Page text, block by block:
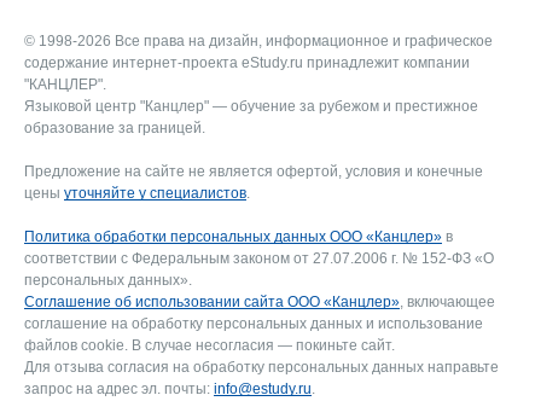
© 1998-2026 Все права на дизайн, информационное и графическое
содержание интернет-проекта eStudy.ru принадлежит компании
"КАНЦЛЕР".
Языковой центр "Канцлер" — обучение за рубежом и престижное
образование за границей.
Предложение на сайте не является офертой, условия и конечные
цены уточняйте у специалистов.
Политика обработки персональных данных ООО «Канцлер» в
соответствии с Федеральным законом от 27.07.2006 г. № 152-ФЗ «О
персональных данных».
Соглашение об использовании сайта ООО «Канцлер», включающее
соглашение на обработку персональных данных и использование
файлов cookie. В случае несогласия — покиньте сайт.
Для отзыва согласия на обработку персональных данных направьте
запрос на адрес эл. почты: info@estudy.ru.